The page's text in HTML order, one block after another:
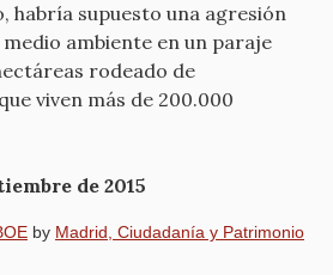
habría supuesto una agresión
ambiente en un paraje
rodeado de
viven más de 200.000
de 2015
by Madrid, Ciudadanía y Patrimonio